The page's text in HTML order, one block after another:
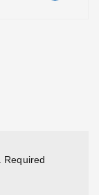
Required